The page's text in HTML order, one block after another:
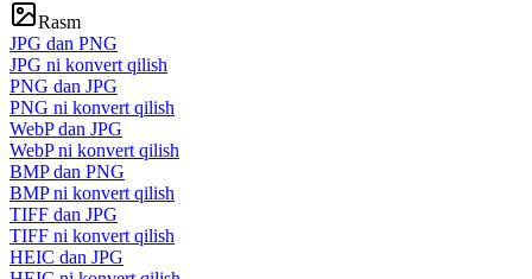
Rasm
JPG dan PNG
JPG ni konvert qilish
PNG dan JPG
PNG ni konvert qilish
WebP dan JPG
WebP ni konvert qilish
BMP dan PNG
BMP ni konvert qilish
TIFF dan JPG
TIFF ni konvert qilish
HEIC dan JPG